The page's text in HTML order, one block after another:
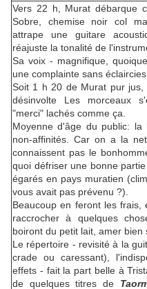
Vers 22 h, Murat débarque
Sobre, chemise noir col
attrape une guitare
réajuste la tonalité de
Sa voix - magnifique,
une complainte sans
Soit 1 h 20 de Murat pur jus,
désinvolte Les morceaux
"merci" lachés comme ça.
Moyenne d'âge du public:
non-affinités. Car on a la
connaissent pas le
quoi défriser une bonne
égarés en pays muratien
vous avait pas prévenu ?).
Beaucoup en feront les frais,
raccrocher à quelques
boiront du petit lait, amer bien
Le répertoire - revisité à la
crade ou caressant),
effets - fait la part belle à
de quelques titres de